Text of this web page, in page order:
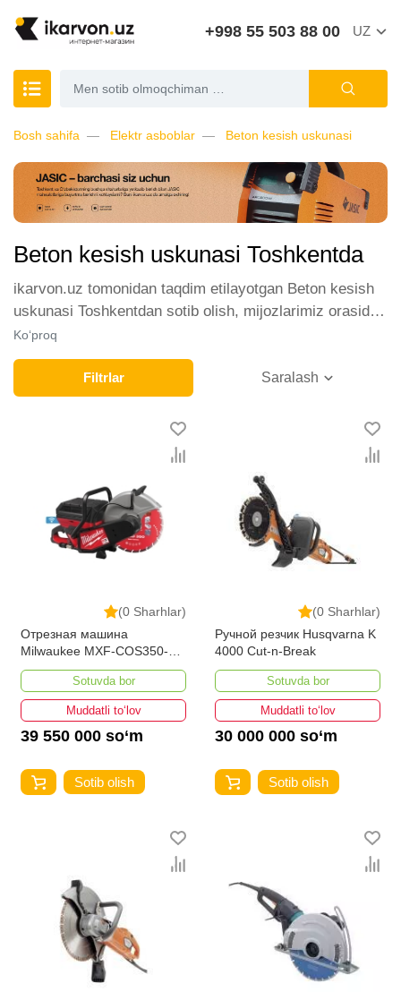
+998 55 503 88 00 UZ
Bosh sahifa Elektr asboblar Beton kesish uskunasi
Beton kesish uskunasi Toshkentda
ikarvon.uz tomonidan taqdim etilayotgan Beton kesish
uskunasi Toshkentdan sotib olish, mijozlarimiz orasida
katta talabga ega. Biz ushbu toifadagi tovarlarni sotish
uchun eng yaxshi sharoitlarni ta'minlaymiz. Onlayn
do'konda Beton kesish uskunasi yetakchi ishlab
chiqaruvchilar va brendlar tomonidan taqdim etilgan
bo'lib, ularning ro'yxati doimiy ravishda kengayib
bormoqda. Biz butun mamlakat bo'ylab tovarlarni
istalgan miqdorda yetkazib beramiz. Bularning barchasi
O'zbekistondagi eng yaxshi narx bilan qo’shimcha
qilingan, ikarvon.uz dan Beton kesish uskunasi - bu eng
keng narxlar oralig'i. Va bu yerda Beton kesish
uskunasi toifasidagi har bir element uchun optimal narx
Ko‘proq
Filtrlar Saralash
(0 Sharhlar)
Отрезная машина
Milwaukee MXF-COS350-
602
Sotuvda bor
Muddatli to‘lov
39 550 000 so‘m
Sotib olish
(0 Sharhlar)
Ручной резчик Husqvarna K
4000 Cut-n-Break
Sotuvda bor
Muddatli to‘lov
30 000 000 so‘m
Sotib olish